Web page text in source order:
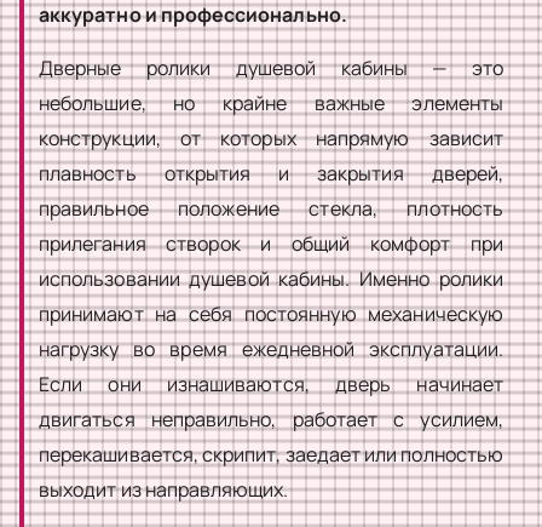
аккуратно и профессионально.
Дверные ролики душевой кабины — это
небольшие, но крайне важные элементы
конструкции, от которых напрямую зависит
плавность открытия и закрытия дверей,
правильное положение стекла, плотность
прилегания створок и общий комфорт при
использовании душевой кабины. Именно ролики
принимают на себя постоянную механическую
нагрузку во время ежедневной эксплуатации.
Если они изнашиваются, дверь начинает
двигаться неправильно, работает с усилием,
перекашивается, скрипит, заедает или полностью
выходит из направляющих.